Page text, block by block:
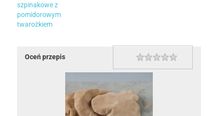
szpinakowe z
pomidorowym
twarożkiem
Oceń przepis Rating
1 star
2 stars
3 stars
4 stars
5 stars